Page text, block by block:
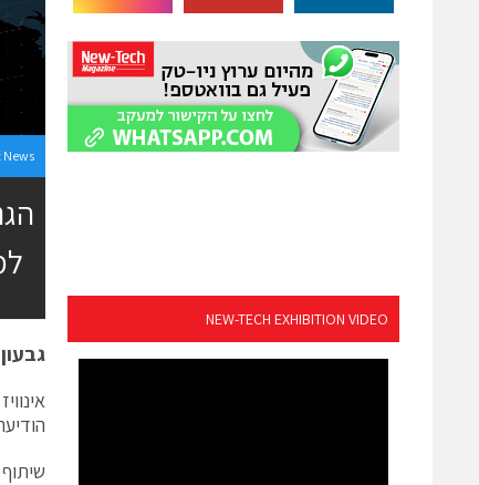
News
NEW-TECH EXHIBITION VIDEO